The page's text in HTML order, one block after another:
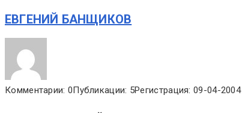
ЕВГЕНИЙ БАНЩИКОВ
Комментарии: 0Публикации: 5Регистрация: 09-04-2004